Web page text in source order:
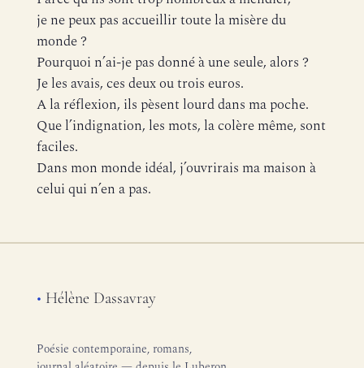
je ne peux pas accueillir toute la misère du
monde ?
Pourquoi n’ai-je pas donné à une seule, alors ?
Je les avais, ces deux ou trois euros.
A la réflexion, ils pèsent lourd dans ma poche.
Que l’indignation, les mots, la colère même, sont
faciles.
Dans mon monde idéal, j’ouvrirais ma maison à
celui qui n’en a pas.
• Hélène Dassavray
Poésie contemporaine, romans,